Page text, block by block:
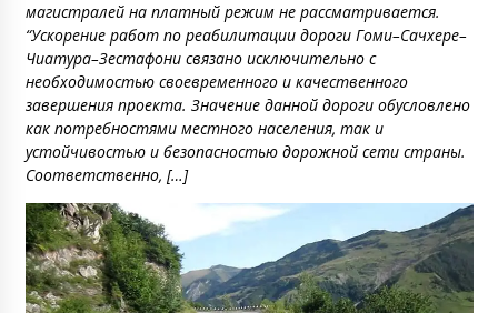
магистралей на платный режим не рассматривается.
“Ускорение работ по реабилитации дороги Гоми–Сачхере–
Чиатура–Зестафони связано исключительно с
необходимостью своевременного и качественного
завершения проекта. Значение данной дороги обусловлено
как потребностями местного населения, так и
устойчивостью и безопасностью дорожной сети страны.
Соответственно, […]